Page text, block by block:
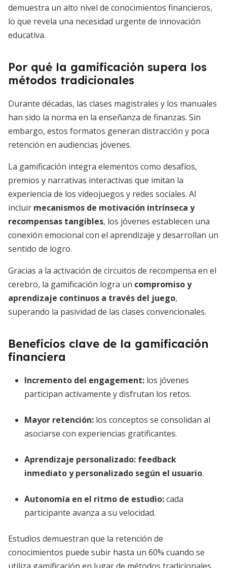
demuestra un alto nivel de conocimientos financieros,
lo que revela una necesidad urgente de innovación
educativa.
Por qué la gamificación supera los
métodos tradicionales
Durante décadas, las clases magistrales y los manuales
han sido la norma en la enseñanza de finanzas. Sin
embargo, estos formatos generan distracción y poca
retención en audiencias jóvenes.
La gamificación integra elementos como desafíos,
premios y narrativas interactivas que imitan la
experiencia de los videojuegos y redes sociales. Al
incluir mecanismos de motivación intrínseca y
recompensas tangibles, los jóvenes establecen una
conexión emocional con el aprendizaje y desarrollan un
sentido de logro.
Gracias a la activación de circuitos de recompensa en el
cerebro, la gamificación logra un compromiso y
aprendizaje continuos a través del juego,
superando la pasividad de las clases convencionales.
Beneficios clave de la gamificación
financiera
Incremento del engagement: los jóvenes
participan activamente y disfrutan los retos.
Mayor retención: los conceptos se consolidan al
asociarse con experiencias gratificantes.
Aprendizaje personalizado: feedback
inmediato y personalizado según el usuario.
Autonomía en el ritmo de estudio:cada
participante avanza a su velocidad.
Estudios demuestran que la retención de
conocimientos puede subir hasta un 60% cuando se